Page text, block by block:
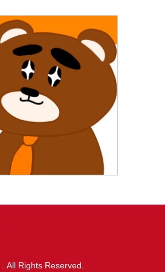
. All Rights Reserved.